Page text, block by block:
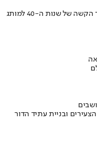
איך אסם הפכה את תקופת הצנע והמחסור הקשה של שנות ה-40 למותג
ובניית עתיד הדור